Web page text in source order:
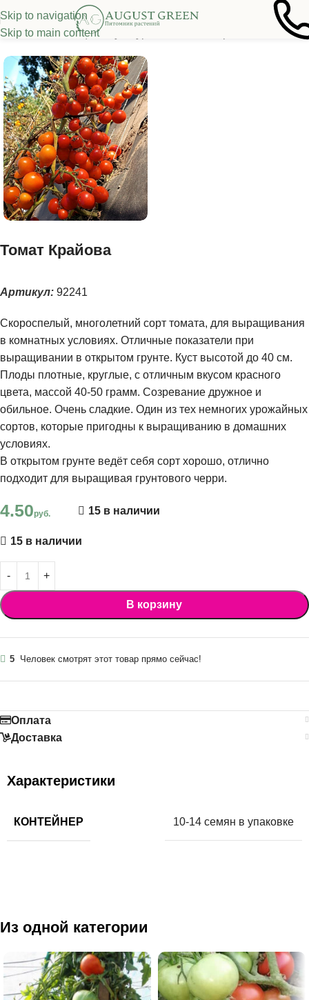
Skip to navigation
Skip to main content
/Семена овощных культур Низкорослые томаты
Томат Крайова
Артикул: 92241
Скороспелый, многолетний сорт томата, для выращивания
в комнатных условиях. Отличные показатели при
выращивании в открытом грунте. Куст высотой до 40 см.
Плоды плотные, круглые, с отличным вкусом красного
цвета, массой 40-50 грамм. Созревание дружное и
обильное. Очень сладкие. Один из тех немногих урожайных
сортов, которые пригодны к выращиванию в домашних
условиях.
В открытом грунте ведёт себя сорт хорошо, отлично
подходит для выращивая грунтового черри.
4.50руб. 15 в наличии
15 в наличии
В корзину
5 Человек смотрят этот товар прямо сейчас!
Оплата
Доставка
Характеристики
КОНТЕЙНЕР 10-14 семян в упаковке
Из одной категории